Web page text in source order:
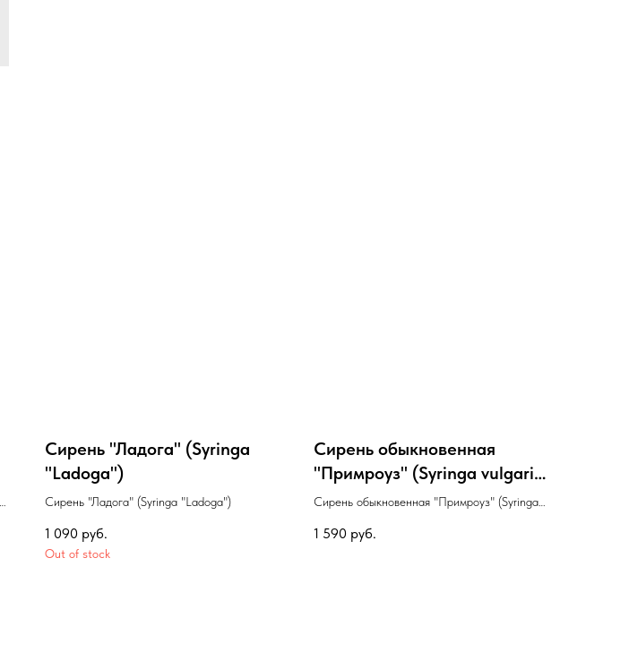
Сирень "Ладога" (Syringa
"Ladoga")
Сирень "Ладога" (Syringa "Ladoga")
1 090 руб.
Out of stock
Сирень обыкновенная
"Примроуз" (Syringa vulgaris
"Primrose") с.3
Сирень обыкновенная "Примроуз" (Syringa
1 590 руб.